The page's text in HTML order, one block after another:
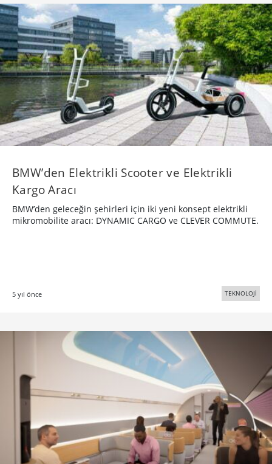
BMW’den Elektrikli Scooter ve Elektrikli
Kargo Aracı
BMW’den geleceğin şehirleri için iki yeni konsept elektrikli
mikromobilite aracı: DYNAMIC CARGO ve CLEVER COMMUTE.
5 yıl önce TEKNOLOJİ